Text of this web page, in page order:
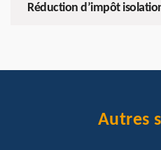
Réduction d’impôt
Autres